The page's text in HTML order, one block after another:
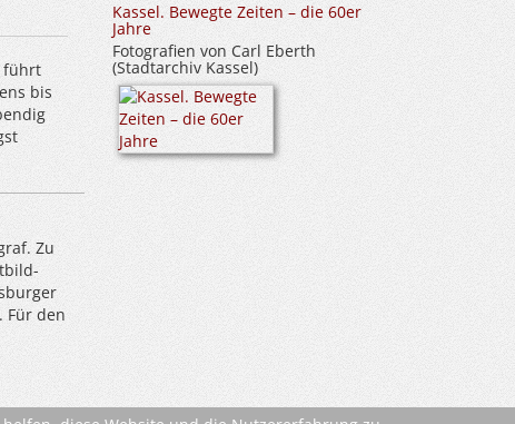
führt
bis
Zu
Für den
AGBs )
Kassel. Bewegte Zeiten – die 60er
Jahre
Fotografien von Carl Eberth
(Stadtarchiv Kassel)